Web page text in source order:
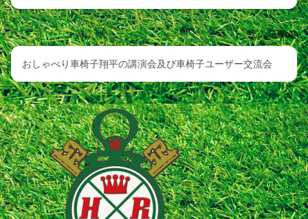
次の記事
おしゃべり車椅子翔平の講演会及び車椅子ユーザー交流会